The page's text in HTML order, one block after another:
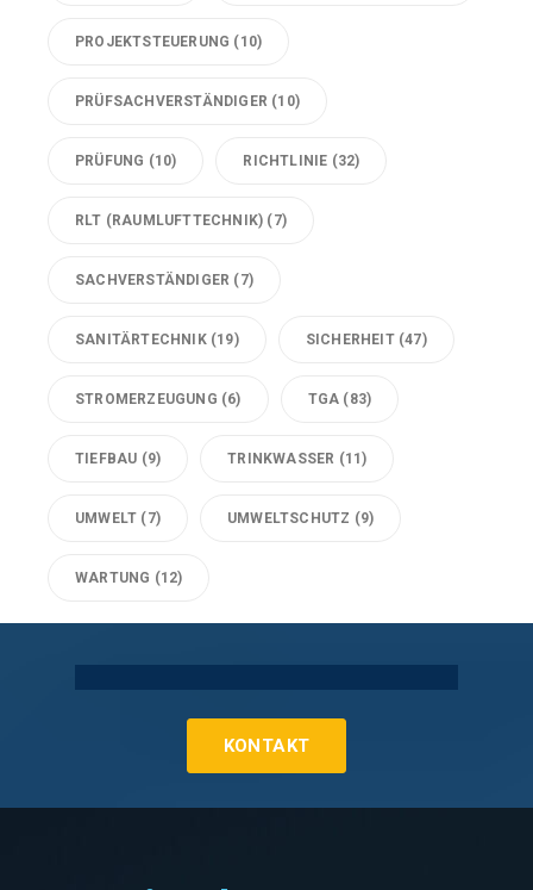
PROJEKTSTEUERUNG (10)
PRÜFSACHVERSTÄNDIGER (10)
PRÜFUNG (10) RICHTLINIE (32)
RLT (RAUMLUFTTECHNIK) (7)
SACHVERSTÄNDIGER (7)
SANITÄRTECHNIK(19) SICHERHEIT(47)
STROMERZEUGUNG (6) TGA (83)
TIEFBAU (9) TRINKWASSER (11)
UMWELT (7) UMWELTSCHUTZ (9)
WARTUNG (12)
KONTAKT